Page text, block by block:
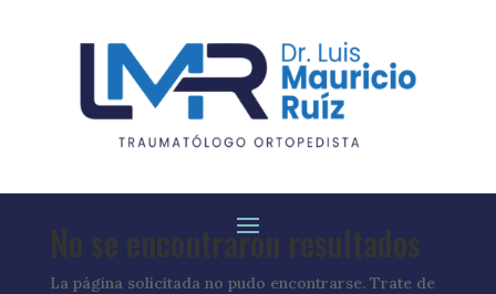
No se encontraron resultados
La página solicitada no pudo encontrarse. Trate de